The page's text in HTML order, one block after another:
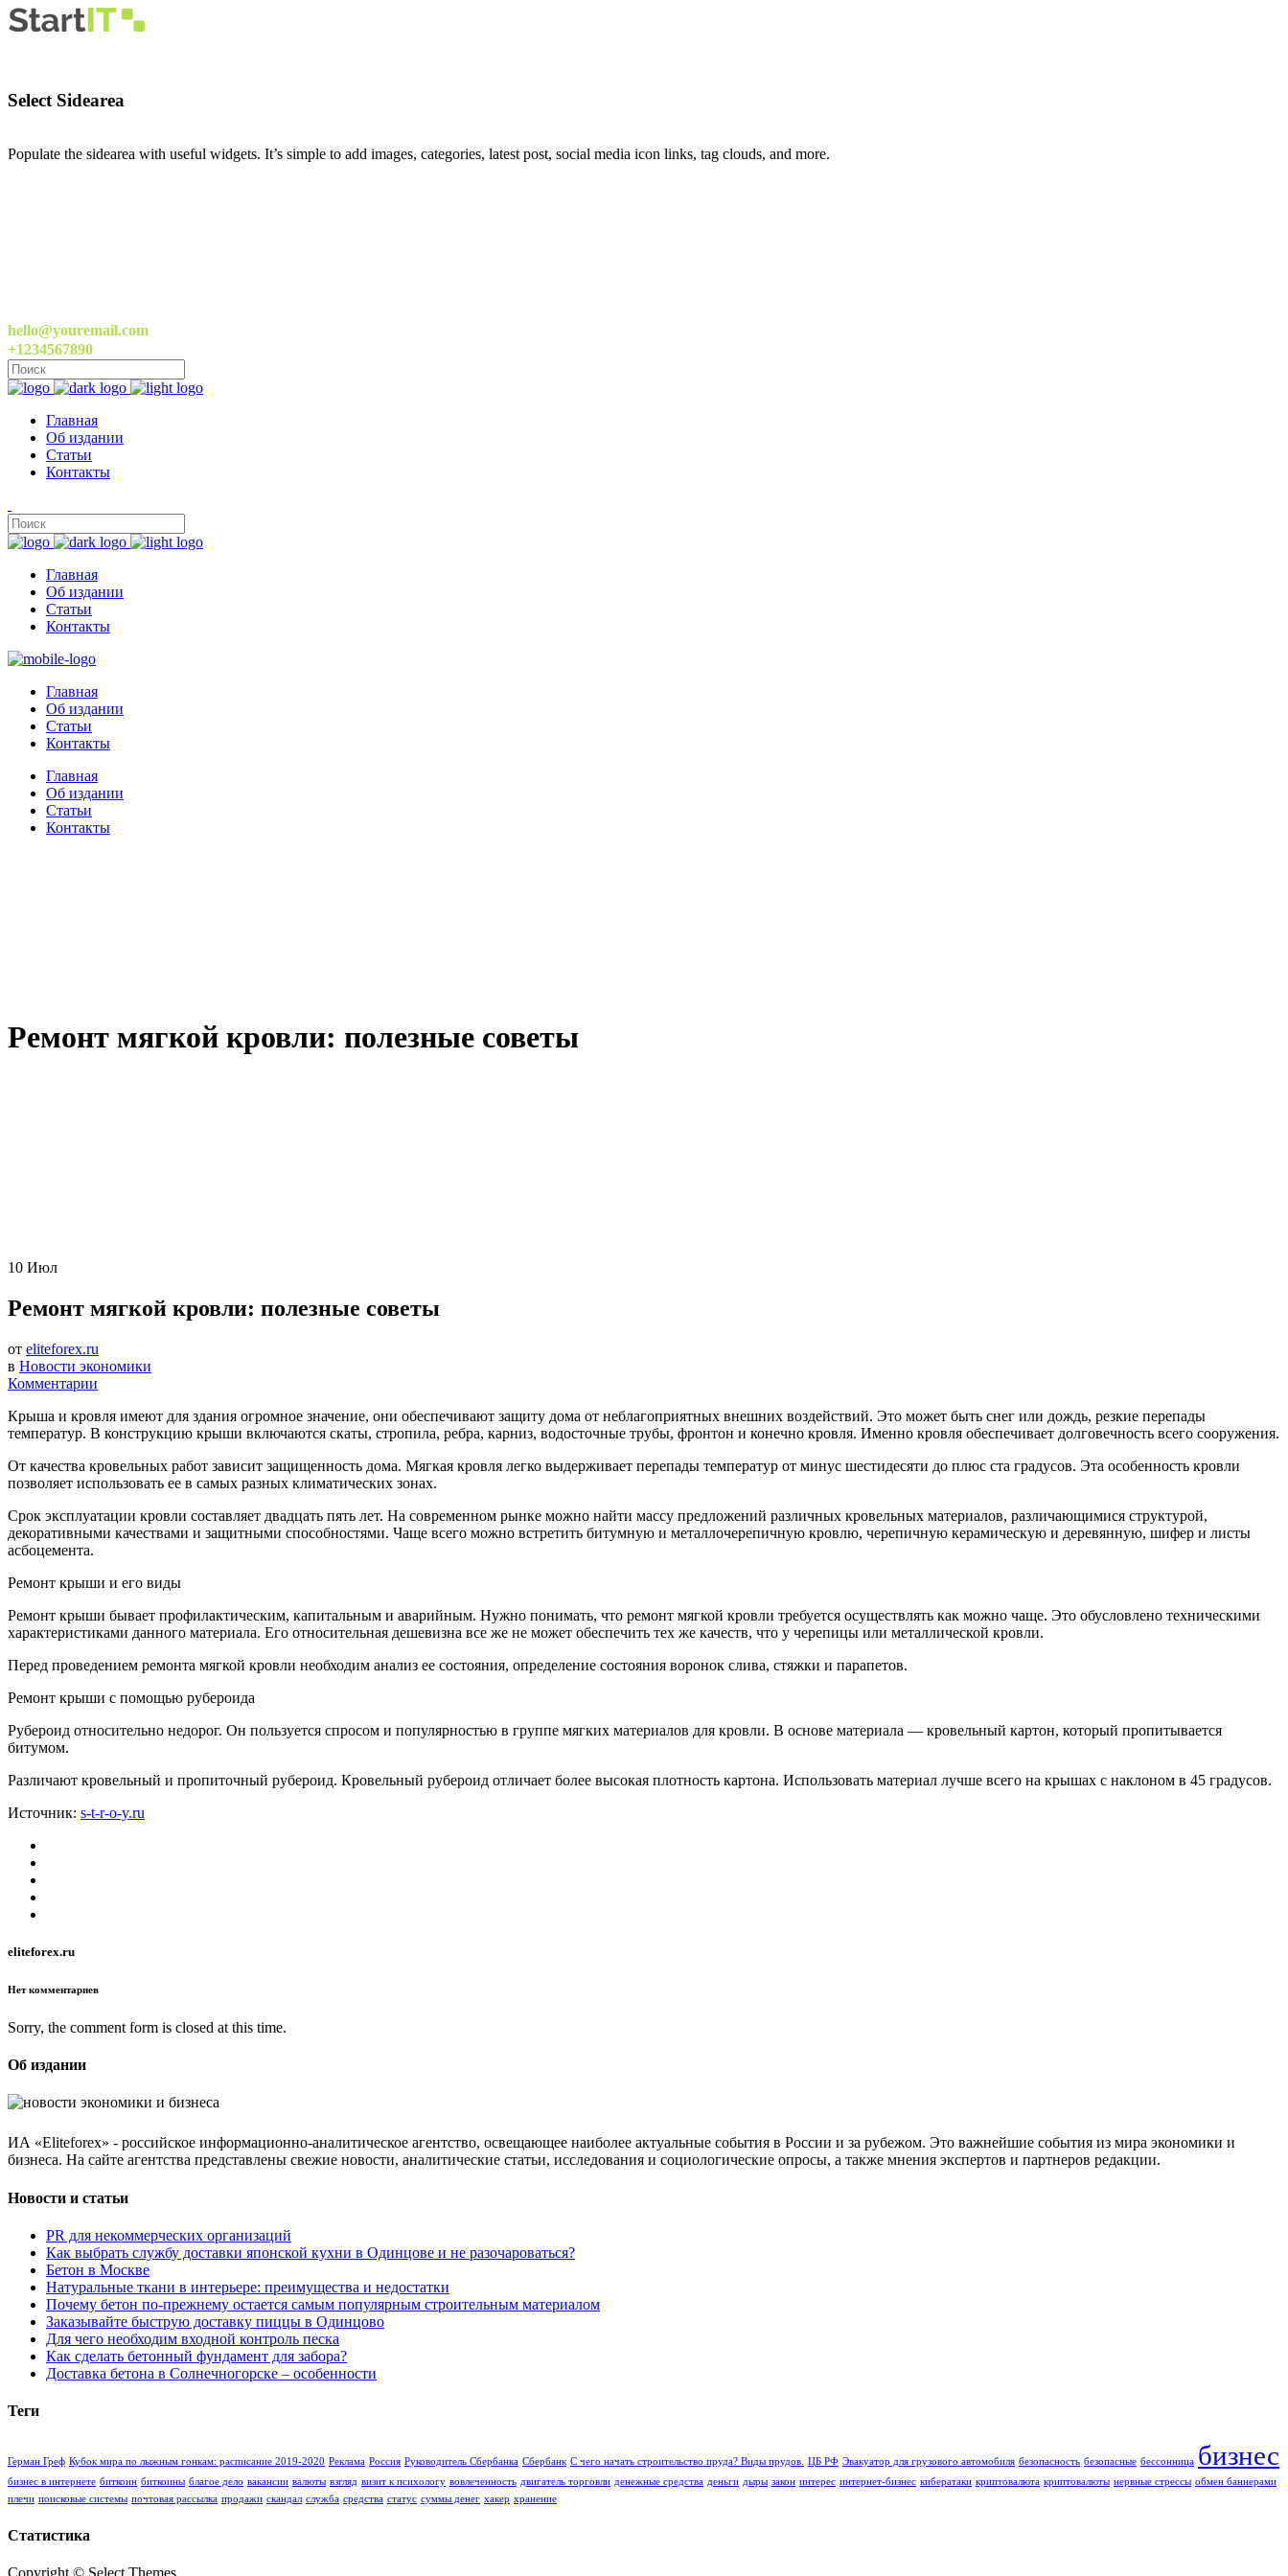
Select Sidearea
Populate the sidearea with useful widgets. It’s simple to add images, categories, latest post, social media icon links, tag clouds, and more.
hello@youremail.com
+1234567890
Главная
Об издании
Статьи
Контакты
Главная
Об издании
Статьи
Контакты
Главная
Об издании
Статьи
Контакты
Главная
Об издании
Статьи
Контакты
Ремонт мягкой кровли: полезные советы
10 Июл
Ремонт мягкой кровли: полезные советы
от eliteforex.ru
в Новости экономики
Комментарии
Крыша и кровля имеют для здания огромное значение, они обеспечивают защиту дома от неблагоприятных внешних воздействий. Это может быть снег или дождь, резкие перепады
температур. В конструкцию крыши включаются скаты, стропила, ребра, карниз, водосточные трубы, фронтон и конечно кровля. Именно кровля обеспечивает долговечность всего сооружения.
От качества кровельных работ зависит защищенность дома. Мягкая кровля легко выдерживает перепады температур от минус шестидесяти до плюс ста градусов. Эта особенность кровли
позволяет использовать ее в самых разных климатических зонах.
Срок эксплуатации кровли составляет двадцать пять лет. На современном рынке можно найти массу предложений различных кровельных материалов, различающимися структурой,
декоративными качествами и защитными способностями. Чаще всего можно встретить битумную и металлочерепичную кровлю, черепичную керамическую и деревянную, шифер и листы
асбоцемента.
Ремонт крыши и его виды
Ремонт крыши бывает профилактическим, капитальным и аварийным. Нужно понимать, что ремонт мягкой кровли требуется осуществлять как можно чаще. Это обусловлено техническими
характеристиками данного материала. Его относительная дешевизна все же не может обеспечить тех же качеств, что у черепицы или металлической кровли.
Перед проведением ремонта мягкой кровли необходим анализ ее состояния, определение состояния воронок слива, стяжки и парапетов.
Ремонт крыши с помощью рубероида
Рубероид относительно недорог. Он пользуется спросом и популярностью в группе мягких материалов для кровли. В основе материала — кровельный картон, который пропитывается
битумом.
Различают кровельный и пропиточный рубероид. Кровельный рубероид отличает более высокая плотность картона. Использовать материал лучше всего на крышах с наклоном в 45 градусов.
Источник: s-t-r-o-y.ru
eliteforex.ru
Нет комментариев
Sorry, the comment form is closed at this time.
Об издании
ИА «Eliteforex» - российское информационно-аналитическое агентство, освещающее наиболее актуальные события в России и за рубежом. Это важнейшие события из мира экономики и
бизнеса. На сайте агентства представлены свежие новости, аналитические статьи, исследования и социологические опросы, а также мнения экспертов и партнеров редакции.
Новости и статьи
PR для некоммерческих организаций
Как выбрать службу доставки японской кухни в Одинцове и не разочароваться?
Бетон в Москве
Натуральные ткани в интерьере: преимущества и недостатки
Почему бетон по-прежнему остается самым популярным строительным материалом
Заказывайте быструю доставку пиццы в Одинцово
Для чего необходим входной контроль песка
Как сделать бетонный фундамент для забора?
Доставка бетона в Солнечногорске – особенности
Теги
Герман Греф Кубок мира по лыжным гонкам: расписание 2019-2020 Реклама Россия Руководитель Сбербанка Сбербанк С чего начать строительство пруда? Виды прудов. ЦБ РФ Эвакуатор для грузового автомобиля безопасность безопасные бессонница бизнес
бизнес в интернете биткоин биткоины благое дело вакансии валюты взгляд визит к психологу вовлеченность двигатель торговли денежные средства деньги дыры закон интерес интернет-бизнес кибератаки криптовалюта криптовалюты нервные стрессы обмен баннерами
плечи поисковые системы почтовая рассылка продажи скандал служба средства статус суммы денег хакер хранение
Статистика
Copyright © Select Themes